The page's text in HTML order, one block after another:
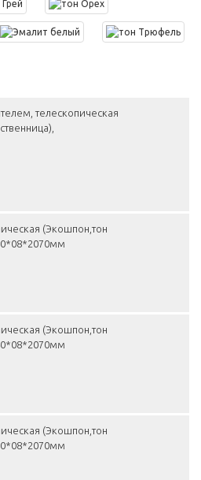
телескопическая
(Экошпон,тон
(Экошпон,тон
(Экошпон,тон